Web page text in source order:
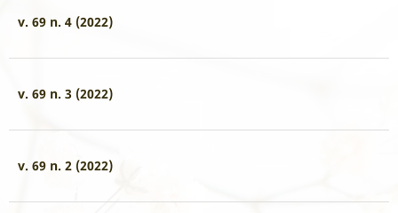
v. 69 n. 4 (2022)
v. 69 n. 3 (2022)
v. 69 n. 2 (2022)